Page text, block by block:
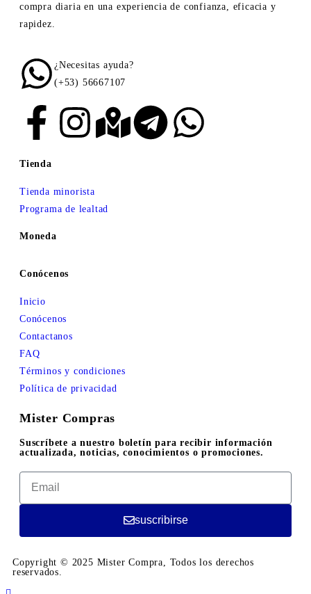
compra diaria en una experiencia de confianza, eficacia y
rapidez.
¿Necesitas ayuda?
(+53) 56667107
Tienda
Tienda minorista
Programa de lealtad
Moneda
Conócenos
Inicio
Conócenos
Contactanos
FAQ
Términos y condiciones
Política de privacidad
Mister Compras
Suscríbete a nuestro boletín para recibir información
actualizada, noticias, conocimientos o promociones.
suscribirse
Copyright © 2025 Mister Compra, Todos los derechos
reservados.